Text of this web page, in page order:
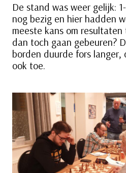
De stand was weer gelijk:
nog bezig en hier hadden
meeste kans om
dan toch gaan gebeuren?
borden duurde fors langer,
ook toe.